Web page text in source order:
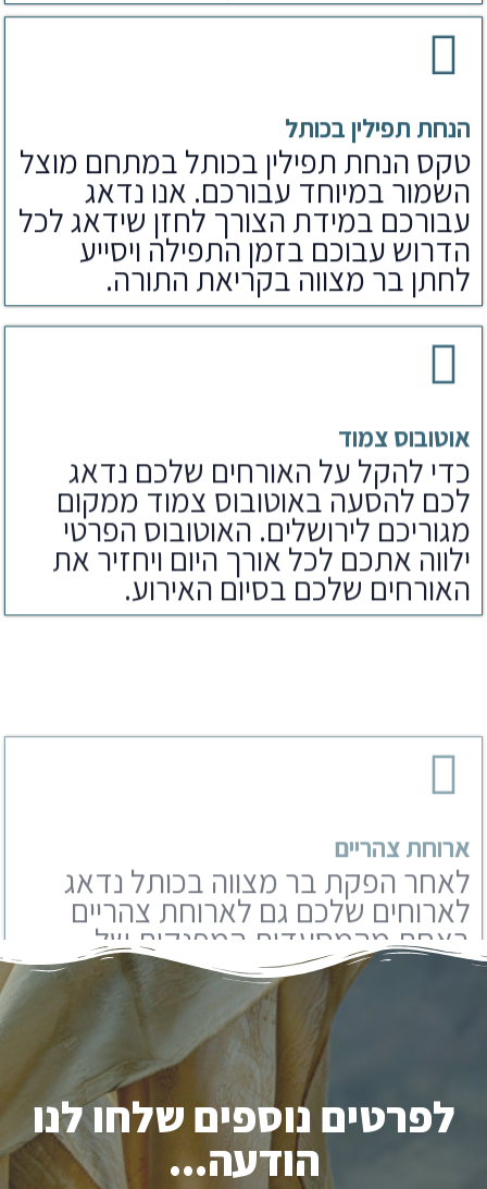
הנחת תפילין בכותל
טקס הנחת תפילין בכותל במתחם מוצל
השמור במיוחד עבורכם. אנו נדאג
עבורכם במידת הצורך לחזן שידאג לכל
הדרוש עבוכם בזמן התפילה ויסייע
לחתן בר מצווה בקריאת התורה.
אוטובוס צמוד
כדי להקל על האורחים שלכם נדאג
לכם להסעה באוטובוס צמוד ממקום
מגוריכם לירושלים. האוטובוס הפרטי
ילווה אתכם לכל אורך היום ויחזיר את
האורחים שלכם בסיום האירוע.
לאחר הפקת בר מצווה בכותל נדאג
לארוחים שלכם גם לארוחת צהריים
ירושלים. אנו עובדים עם מבחר
מסעדות שתוכלו לבחור מבניהם.
לפרטים נוספים שלחו לנו
הודעה...